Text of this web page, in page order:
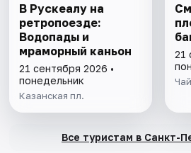
В Рускеалу на
ретропоезде:
Водопады и
мраморный каньон
21 сентября 2026 •
понедельник
Казанская пл.
21
Все туристам в Санкт-